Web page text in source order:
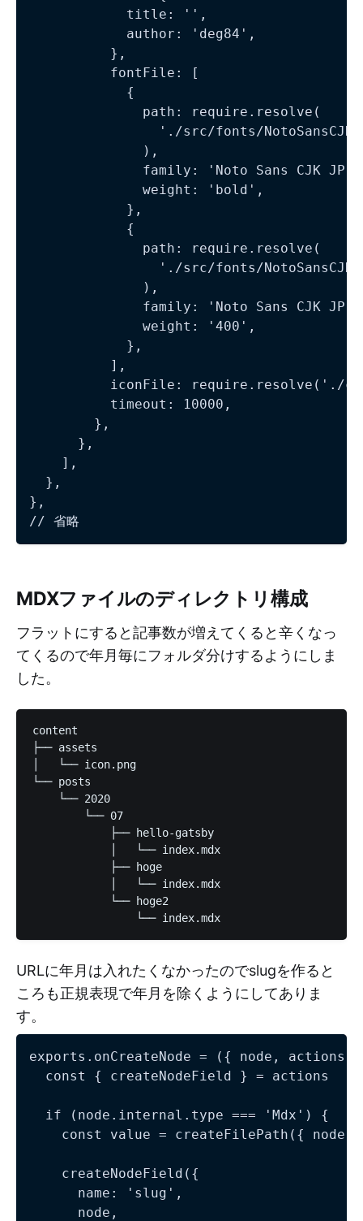
            title: '',
            author: 'deg84',
          },
          fontFile: [
            {
              path: require.resolve(
'./src/fonts/
              ),
              family: 'Noto Sans CJK JP',
              weight: 'bold',
            },
            {
              path: require.resolve(
'./src/fonts/
              ),
              family: 'Noto Sans CJK JP',
              weight: '400',
            },
          ],
iconFile: require.resolve('./
          timeout: 10000,
        },
      },
    ],
  },
},
MDXファイルのディレクトリ構成
フラットにすると記事数が増えてくると辛くなっ
てくるので年月毎にフォルダ分けするようにしま
した。
content
├── assets
│   └── icon.png
└── posts
    └── 2020
        └── 07
            ├── hello-gatsby
            │   └── index.mdx
            ├── hoge
            │   └── index.mdx
            └── hoge2
URLに年月は入れたくなかったのでslugを作ると
ころも正規表現で年月を除くようにしてありま
す。
exports.onCreateNode = ({ node, actions,
  const { createNodeField } = actions
  if (node.internal.type === 'Mdx') {
const value = createFilePath({
    createNodeField({
      name: 'slug',
      node,